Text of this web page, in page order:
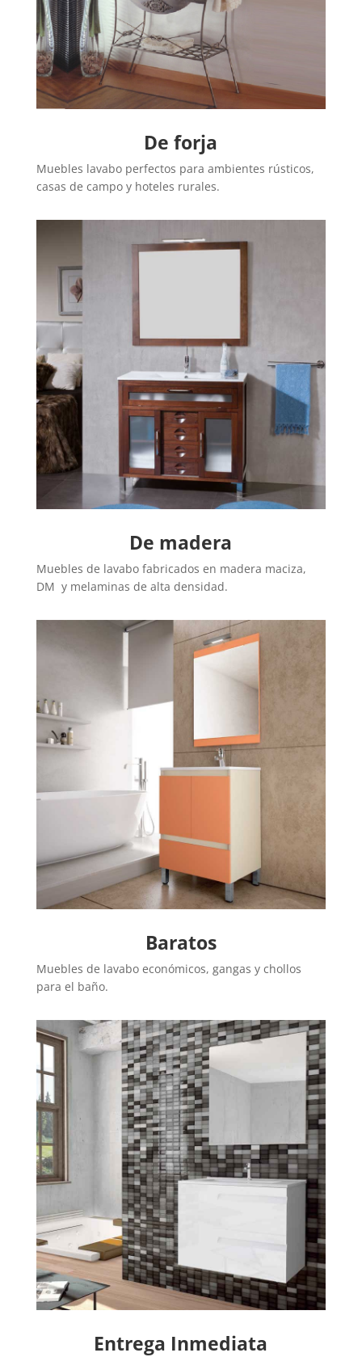
De forja
Muebles lavabo perfectos para ambientes rústicos,
casas de campo y hoteles rurales.
De madera
Muebles de lavabo fabricados en madera maciza,
DM y melaminas de alta densidad.
Baratos
Muebles de lavabo económicos, gangas y chollos
para el baño.
Entrega Inmediata